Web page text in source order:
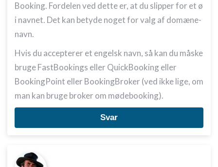
Booking. Fordelen ved dette er, at du slipper for et ø
i navnet. Det kan betyde noget for valg af domæne-
navn.
Hvis du accepterer et engelsk navn, så kan du måske
bruge FastBookings eller QuickBooking eller
BookingPoint eller BookingBroker (ved ikke lige, om
man kan bruge broker om mødebooking).
Svar